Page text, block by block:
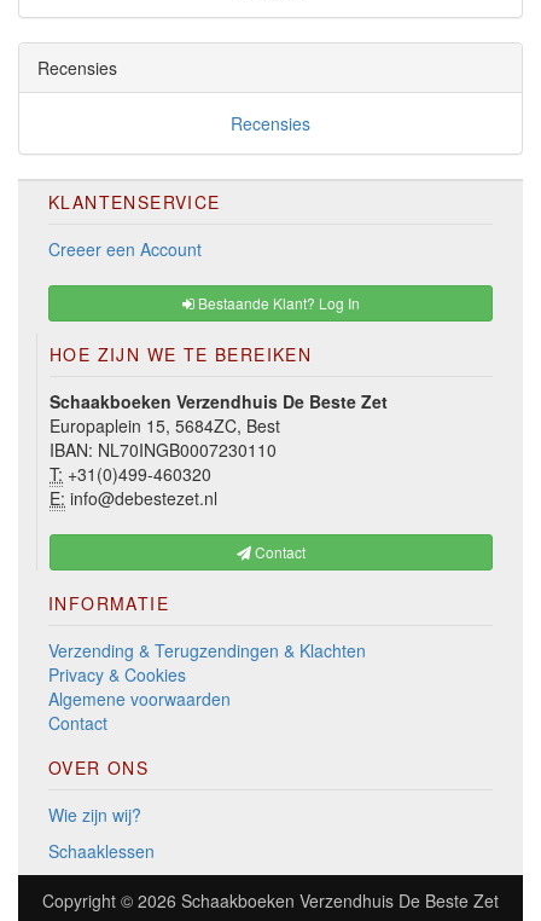
Recensies
Recensies
KLANTENSERVICE
Creeer een Account
Bestaande Klant? Log In
HOE ZIJN WE TE BEREIKEN
Schaakboeken Verzendhuis De Beste Zet
Europaplein 15, 5684ZC, Best
IBAN: NL70INGB0007230110
T: +31(0)499-460320
E: info@debestezet.nl
Contact
INFORMATIE
Verzending & Terugzendingen & Klachten
Privacy & Cookies
Algemene voorwaarden
Contact
OVER ONS
Wie zijn wij?
Schaaklessen
Copyright © 2026 Schaakboeken Verzendhuis De Beste Zet